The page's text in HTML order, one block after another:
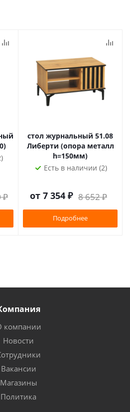
₽
стол журнальный 51.08
Либерти (опора металл
h=150мм)
Есть в наличии (2)
от 7 354 ₽ 8 652 ₽
Подробнее
компании
Новости
Вакансии
Магазины
Политика